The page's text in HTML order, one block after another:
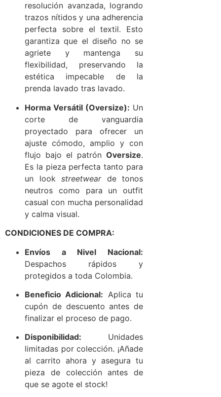
resolución avanzada, logrando
trazos nítidos y una adherencia
perfecta sobre el textil. Esto
garantiza que el diseño no se
agriete y mantenga su
flexibilidad, preservando la
estética impecable de la
prenda lavado tras lavado.
Horma Versátil (Oversize): Un
corte de vanguardia
proyectado para ofrecer un
ajuste cómodo, amplio y con
flujo bajo el patrón Oversize.
Es la pieza perfecta tanto para
un look streetwearde tonos
neutros como para un outfit
casual con mucha personalidad
y calma visual.
CONDICIONES DE COMPRA:
Envíos a Nivel Nacional:
Despachos rápidos y
protegidos a toda Colombia.
Beneficio Adicional: Aplica tu
cupón de descuento antes de
finalizar el proceso de pago.
Disponibilidad: Unidades
limitadas por colección. ¡Añade
al carrito ahora y asegura tu
pieza de colección antes de
que se agote el stock!